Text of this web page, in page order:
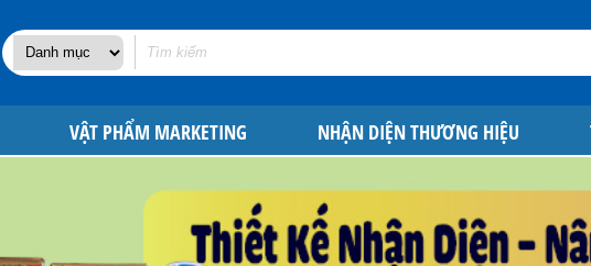
VẬT PHẨM MARKETING NHẬN DIỆN THƯƠNG HIỆU